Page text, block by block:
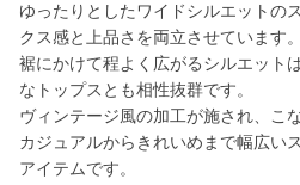
ゆったりとしたワイドシルエットの
クス感と上品さを両立させています。
裾にかけて程よく広がるシルエット
なトップスとも相性抜群です。
ヴィンテージ風の加工が施され、こ
カジュアルからきれいめまで幅広い
アイテムです。